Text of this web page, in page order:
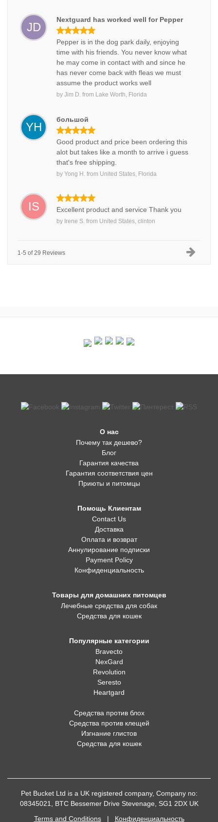
JD
Nextguard has worked well for Pepper
Pepper is in the dog park daily, enjoying
time with his friends. You never know what
he may come in contact with and since he
has never come back with fleas we must
assume the product works well
by Jim D. from Lake Worth, Florida
YH
большой
Good product and price been ordering this
alot but takes like a month to arrive i guess
that's free shipping.
by Yong H. from United States, Florida
IS Excellent product and service Thank you
by Irene S. from United States, clinton
1-5 of 29 Reviews
О нас
Почему так дешево?
Блог
Гарантия качества
Гарантия соответствия цен
Приюты и питомцы
Помощь Клиентам
Contact Us
Доставка
Оплата и возврат
Аннулирование подписки
Payment Policy
Конфиденциальность
Товары для домашних питомцев
Лечебные средства для собак
Средства для кошек
Популярные категории
Bravecto
NexGard
Revolution
Seresto
Heartgard
Средства против блох
Средства против клещей
Изгнание глистов
Средства для кошек
Pet Bucket Ltd is a UK registered company, Company no:
08345021, BTC Bessemer Drive Stevenage, SG1 2DX UK
Terms and Conditions| Конфиденциальность